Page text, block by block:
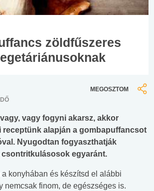
zöldfűszeres
MEGOSZTOM
vagy fogyni akarsz, akkor
receptünk alapján a gombapuffancsot
Nyugodtan fogyaszthatják
egyaránt.
konyhában és készítsd el alábbi
nemcsak finom, de egészséges is.